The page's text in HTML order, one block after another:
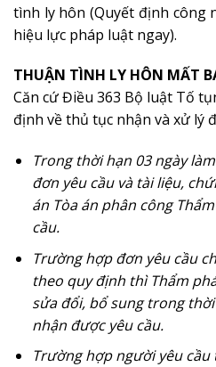
tình ly hôn (Quyết định công
hiệu lực pháp luật ngay).
THUẬN TÌNH LY HÔN MẤT
Căn cứ Điều 363 Bộ luật Tố
định về thủ tục nhận và xử lý
Trong thời hạn 03 ngày
đơn yêu cầu và tài liệu,
án Tòa án phân công
cầu.
Trường hợp đơn yêu cầu
theo quy định thì Thẩm
sửa đổi, bổ sung trong
nhận được yêu cầu.
Trường hợp người yêu